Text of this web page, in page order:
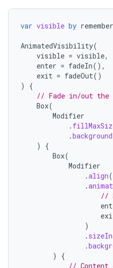
var visible by remember
AnimatedVisibility(
visible = visible,
enter = fadeIn(),
exit = fadeOut()
)
{
// Fade in/out the
Box(
Modifier
.
.background
)
{
Box(
Modifier
.align(
.
//
)
. sizeIn
.
)
{
//